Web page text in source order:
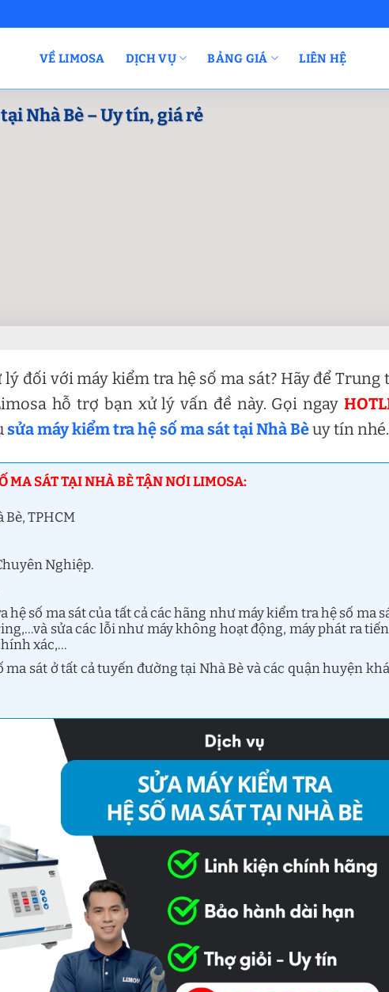
VỀ LIMOSA DỊCH VỤ BẢNG GIÁ LIÊN HỆ
Nhà Bè – Uy tín, giá rẻ
đối với máy kiểm tra hệ số ma sát? Hãy để Trung
hỗ trợ bạn xử lý vấn đề này. Gọi ngay
sửa máy kiểm tra hệ số ma sát tại Nhà Bèuy tín nhé.
MA SÁT TẠI NHÀ BÈ TẬN NƠI LIMOSA:
TPHCM
Nghiệp.
hệ số ma sát của tất cả các hãng như máy kiểm tra hệ số ma
sửa các lỗi như máy không hoạt động, máy phát ra
xác,…
sát ở tất cả tuyến đường tại Nhà Bè và các quận huyện